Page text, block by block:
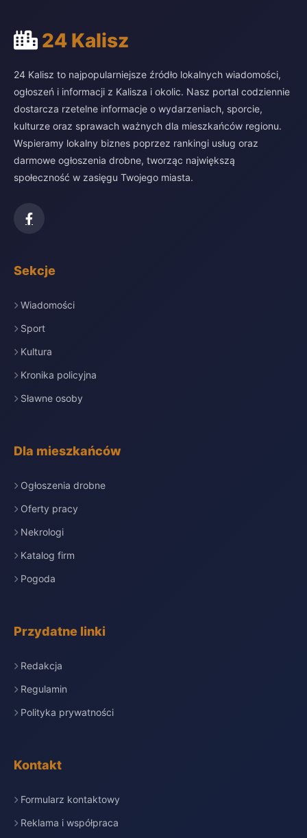
24 Kalisz
24 Kalisz to najpopularniejsze źródło lokalnych wiadomości,
ogłoszeń i informacji z Kalisza i okolic. Nasz portal codziennie
dostarcza rzetelne informacje o wydarzeniach, sporcie,
kulturze oraz sprawach ważnych dla mieszkańców regionu.
Wspieramy lokalny biznes poprzez rankingi usług oraz
darmowe ogłoszenia drobne, tworząc największą
społeczność w zasięgu Twojego miasta.
Sekcje
Wiadomości
Sport
Kultura
Kronika policyjna
Sławne osoby
Dla mieszkańców
Ogłoszenia drobne
Oferty pracy
Nekrologi
Katalog firm
Pogoda
Przydatne linki
Redakcja
Regulamin
Polityka prywatności
Kontakt
Formularz kontaktowy
Reklama i współpraca